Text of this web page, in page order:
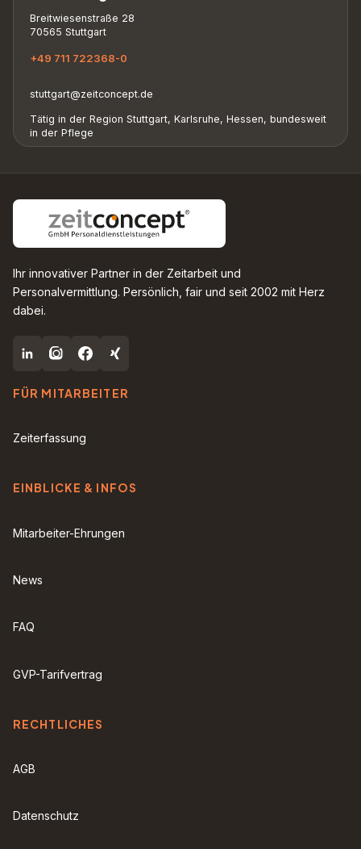
Breitwiesenstraße 28
70565 Stuttgart
+49 711 722368-0
stuttgart@zeitconcept.de
Tätig in der Region Stuttgart, Karlsruhe, Hessen, bundesweit
in der Pflege
Ihr innovativer Partner in der Zeitarbeit und
Personalvermittlung. Persönlich, fair und seit 2002 mit Herz
dabei.
FÜR MITARBEITER
Zeiterfassung
EINBLICKE & INFOS
Mitarbeiter-Ehrungen
News
FAQ
GVP-Tarifvertrag
RECHTLICHES
AGB
Datenschutz